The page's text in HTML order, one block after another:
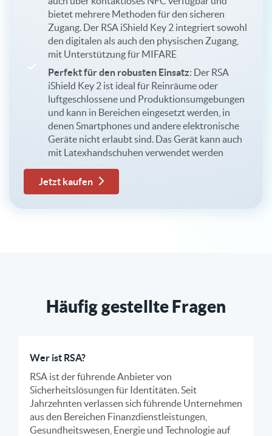
bietet mehrere Methoden für den sicheren
Zugang. Der RSA iShield Key 2 integriert sowohl
den digitalen als auch den physischen Zugang,
mit Unterstützung für MIFARE
Perfekt für den robusten Einsatz: Der RSA
iShield Key 2 ist ideal für Reinräume oder
luftgeschlossene und Produktionsumgebungen
und kann in Bereichen eingesetzt werden, in
denen Smartphones und andere elektronische
Geräte nicht erlaubt sind. Das Gerät kann auch
mit Latexhandschuhen verwendet werden
Jetzt kaufen
Häufig gestellte Fragen
Wer ist RSA?
RSA ist der führende Anbieter von
Sicherheitslösungen für Identitäten. Seit
Jahrzehnten verlassen sich führende Unternehmen
aus den Bereichen Finanzdienstleistungen,
Gesundheitswesen, Energie und Technologie auf